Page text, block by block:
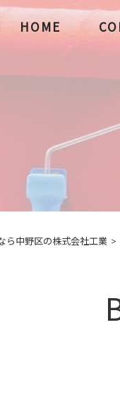
HOME
ら中野区の株式会社工業 >